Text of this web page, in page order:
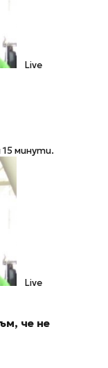
Live
минути.
Live
че не